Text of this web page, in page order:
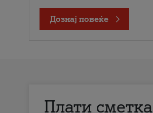
Дознај повеќе
Плати сметка